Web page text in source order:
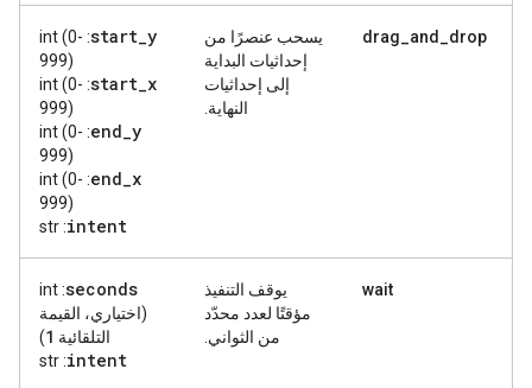
drag_and_drop
يسحب عنصرًا من
إحداثيات البداية
إلى إحداثيات
النهاية.
start_y
: int (0-
999)
start_x
: int (0-
999)
end_y
: int (0-
999)
end_x
: int (0-
999)
intent
: str
wait
يوقف التنفيذ
مؤقتًا لعدد محدّد
من الثواني.
seconds
: int
(اختياري، القيمة
التلقائية 1
)
intent
: str